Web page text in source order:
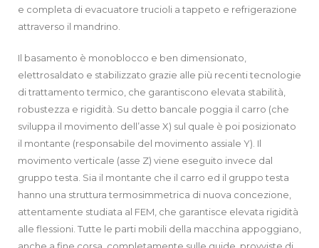
e completa di evacuatore trucioli a tappeto e refrigerazione
attraverso il mandrino.
Il basamento è monoblocco e ben dimensionato,
elettrosaldato e stabilizzato grazie alle più recenti tecnologie
di trattamento termico, che garantiscono elevata stabilità,
robustezza e rigidità. Su detto bancale poggia il carro (che
sviluppa il movimento dell’asse X) sul quale è poi posizionato
il montante (responsabile del movimento assiale Y). Il
movimento verticale (asse Z) viene eseguito invece dal
gruppo testa. Sia il montante che il carro ed il gruppo testa
hanno una struttura termosimmetrica di nuova concezione,
attentamente studiata al FEM, che garantisce elevata rigidità
alle flessioni. Tutte le parti mobili della macchina appoggiano,
anche a fine corsa, completamente sulle guide, provviste di